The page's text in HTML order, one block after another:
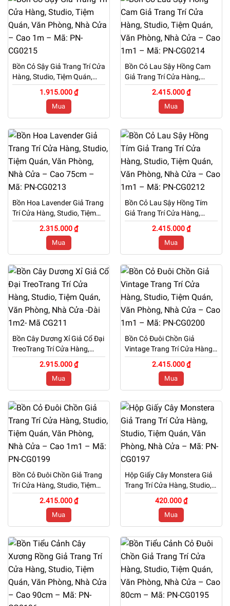
Bồn Cỏ Sậy Giả Trang Trí Cửa
Hàng, Studio, Tiệm Quán,
Văn Phòng, Nhà Cửa – Cao
1m – Mã: PN-CG0215
1.915.000 ₫
Mua
Bồn Cỏ Lau Sậy Hồng Cam
Giả Trang Trí Cửa Hàng,
Studio, Tiệm Quán, Văn
Phòng, Nhà Cửa – Cao 1m1
– Mã: PN-CG0214
2.415.000 ₫
Mua
Bồn Hoa Lavender Giả Trang
Trí Cửa Hàng, Studio, Tiệm
Quán, Văn Phòng, Nhà Cửa
– Cao 75cm – Mã: PN-
2.315.000 ₫
Mua
Bồn Cỏ Lau Sậy Hồng Tím
Giả Trang Trí Cửa Hàng,
Studio, Tiệm Quán, Văn
Phòng, Nhà Cửa – Cao 1m1
– Mã: PN-CG0212
2.415.000 ₫
Mua
Bồn Cây Dương Xỉ Giả Cổ Đại
TreoTrang Trí Cửa Hàng,
Studio, Tiệm Quán, Văn
Phòng, Nhà Cửa -Dài 1m2-
2.915.000 ₫
Mua
Bồn Cỏ Đuôi Chồn Giả
Vintage Trang Trí Cửa Hàng,
Studio, Tiệm Quán, Văn
Phòng, Nhà Cửa – Cao 1m1
– Mã: PN-CG0200
2.415.000 ₫
Mua
Bồn Cỏ Đuôi Chồn Giả Trang
Trí Cửa Hàng, Studio, Tiệm
Quán, Văn Phòng, Nhà Cửa
– Cao 1m1 – Mã: PN-
2.415.000 ₫
Mua
Hộp Giấy Cây Monstera Giả
Trang Trí Cửa Hàng, Studio,
Tiệm Quán, Văn Phòng, Nhà
Cửa – Mã: PN-CG0197
420.000 ₫
Mua